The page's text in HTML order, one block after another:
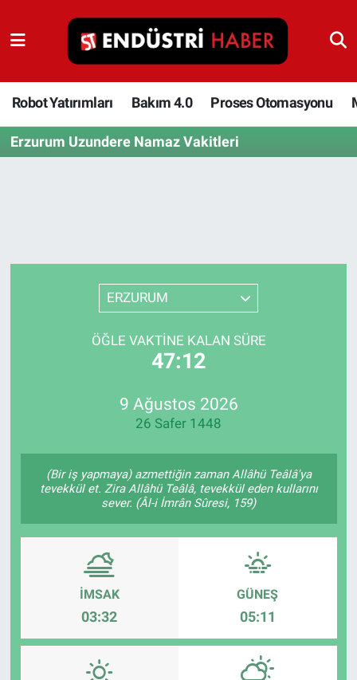
Robot Yatırımları Bakım 4.0 Proses Otomasyonu
Erzurum Uzundere Namaz Vakitleri
ERZURUM
ÖĞLE VAKTINE KALAN SÜRE
47:11
9 Ağustos 2026
26 Safer 1448
(Bir iş yapmaya) azmettiğin zaman Allâhü Teâlâ'ya
tevekkül et. Zira Allâhü Teâlâ, tevekkül eden kullarını
sever. (Âl-i İmrân Sûresi, 159)
İMSAK
03:32
GÜNEŞ
05:11
Robot Yatırımları
Bakım 4.0
Proses Otomasyonu
Depolama Çözümleri
İnşaat ve Malzeme
HaberOrtak
Enerjisini Üreten Fabrikalar
Endüstri 4.0 Uygulamaları
Ağır Sanayi Çözümleri